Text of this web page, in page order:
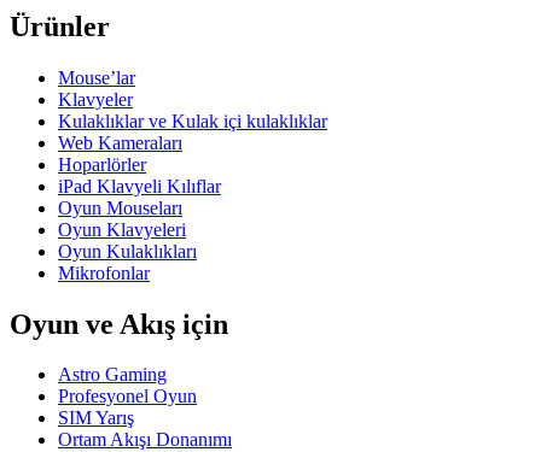
Ürünler
Mouse’lar
Klavyeler
Kulaklıklar ve Kulak içi kulaklıklar
Web Kameraları
Hoparlörler
iPad Klavyeli Kılıflar
Oyun Mouseları
Oyun Klavyeleri
Oyun Kulaklıkları
Mikrofonlar
Oyun ve Akış için
Astro Gaming
Profesyonel Oyun
SIM Yarış
Ortam Akışı Donanımı